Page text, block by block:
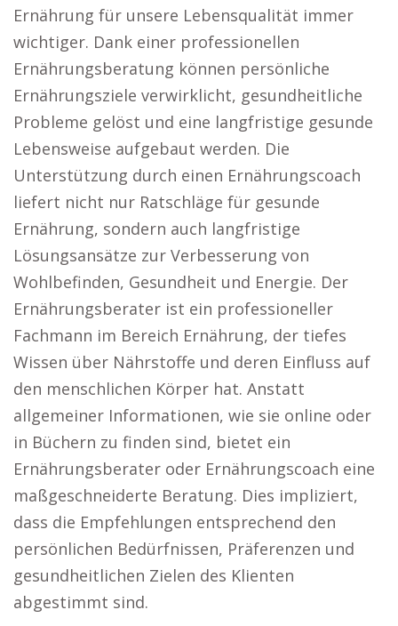
Ernährung für unsere Lebensqualität immer
wichtiger. Dank einer professionellen
Ernährungsberatung können persönliche
Ernährungsziele verwirklicht, gesundheitliche
Probleme gelöst und eine langfristige gesunde
Lebensweise aufgebaut werden. Die
Unterstützung durch einen Ernährungscoach
liefert nicht nur Ratschläge für gesunde
Ernährung, sondern auch langfristige
Lösungsansätze zur Verbesserung von
Wohlbefinden, Gesundheit und Energie. Der
Ernährungsberater ist ein professioneller
Fachmann im Bereich Ernährung, der tiefes
Wissen über Nährstoffe und deren Einfluss auf
den menschlichen Körper hat. Anstatt
allgemeiner Informationen, wie sie online oder
in Büchern zu finden sind, bietet ein
Ernährungsberater oder Ernährungscoach eine
maßgeschneiderte Beratung. Dies impliziert,
dass die Empfehlungen entsprechend den
persönlichen Bedürfnissen, Präferenzen und
gesundheitlichen Zielen des Klienten
abgestimmt sind.